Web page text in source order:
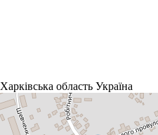
Харківська область Україна